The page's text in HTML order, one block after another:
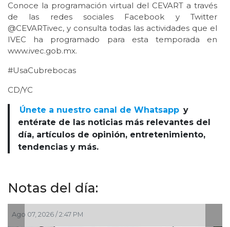
Conoce la programación virtual del CEVART a través
de las redes sociales Facebook y Twitter
@CEVARTivec, y consulta todas las actividades que el
IVEC ha programado para esta temporada en
www.ivec.gob.mx.
#UsaCubrebocas
CD/YC
Únete a nuestro canal de Whatsapp y
entérate de las noticias más relevantes del
día, artículos de opinión, entretenimiento,
tendencias y más.
Notas del día:
Ago 07, 2026 / 2:47 PM